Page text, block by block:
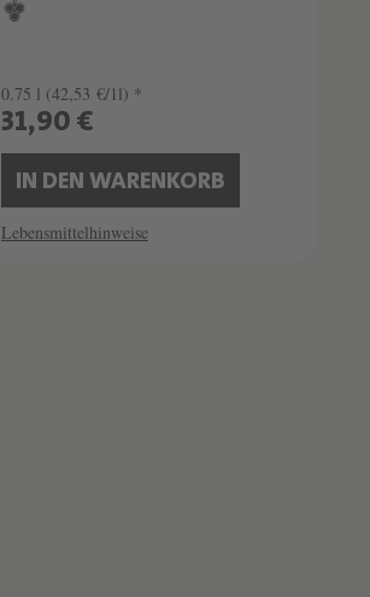
0.75 l (42,53 €/1l) *
31,90 €
IN DEN WARENKORB
Lebensmittelhinweise